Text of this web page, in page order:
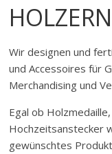
Wir designen und
und Accessoires für
Merchandising und
Egal ob
Hochzeitsanstecker
gewünschtes